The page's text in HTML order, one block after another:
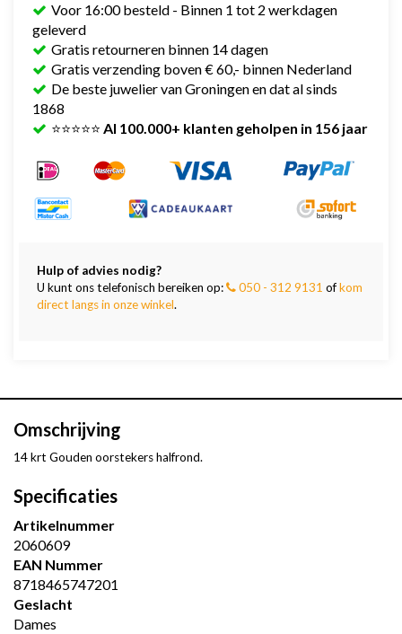
Voor 16:00 besteld - Binnen 1 tot 2 werkdagen
geleverd
Gratis retourneren binnen 14 dagen
Gratis verzending boven € 60,- binnen Nederland
De beste juwelier van Groningen en dat al sinds
1868
⭐⭐⭐⭐⭐ Al 100.000+ klanten geholpen in 156 jaar
Hulp of advies nodig?
U kunt ons telefonisch bereiken op:
050 - 312 9131 ofkom
direct langs in onze winkel.
Omschrijving
14 krt Gouden oorstekers halfrond.
Specificaties
Artikelnummer
2060609
EAN Nummer
8718465747201
Geslacht
Dames